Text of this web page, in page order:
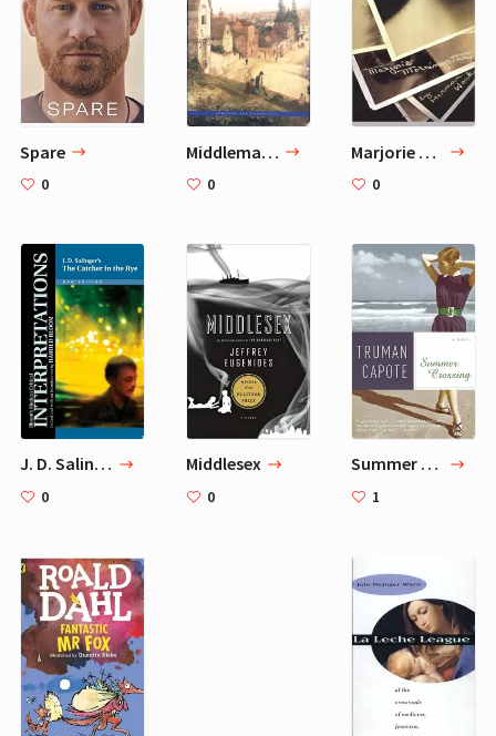
Spare
0
Middlemarch
0
Marjorie Morningstar
0
J. D. Salinger's the Catcher in the Rye
0
Middlesex
0
Summer Crossing
1